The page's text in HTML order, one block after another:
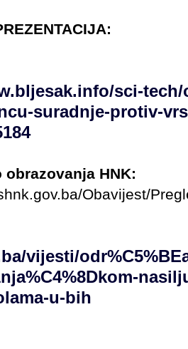
sci-
suradnje-protiv-
HNK:
Obavijest/
vijesti/
u-bih